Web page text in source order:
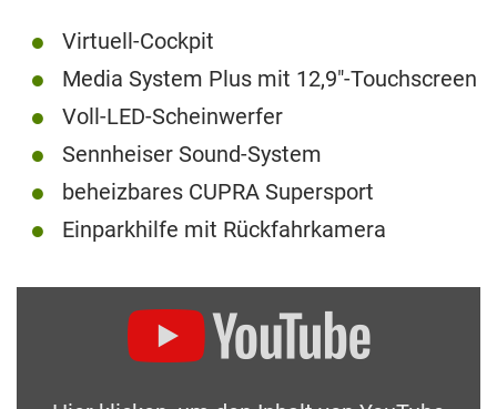
Virtuell-Cockpit
Media System Plus mit 12,9″-Touchscreen
Voll-LED-Scheinwerfer
Sennheiser Sound-System
beheizbares CUPRA Supersport
Einparkhilfe mit Rückfahrkamera